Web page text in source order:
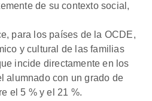
de su contexto social,
para los países de la OCDE,
y cultural de las familias
incide directamente en los
alumnado con un grado de
el 5 % y el 21 %.